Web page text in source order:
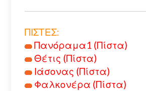
ΠΙΣΤΕΣ:
Πανόραμα1 (Πίστα)
Θέτις (Πίστα)
Ιάσονας (Πίστα)
Φαλκονέρα (Πίστα)